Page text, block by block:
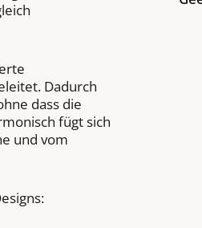
Dadurch
dass die
fügt sich
und vom